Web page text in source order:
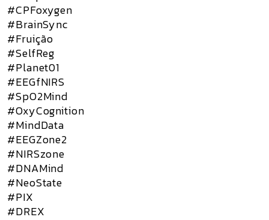
#CPFoxygen
#BrainSync
#Fruição
#SelfReg
#Planet01
#EEGfNIRS
#SpO2Mind
#OxyCognition
#MindData
#EEGZone2
#NIRSzone
#DNAMind
#NeoState
#PIX
#DREX